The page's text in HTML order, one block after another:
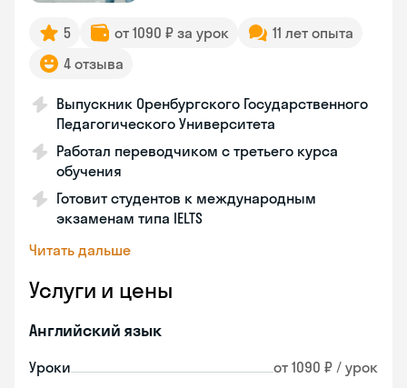
5 от 1090 ₽ за урок
11 лет опыта
4 отзыва
Выпускник Оренбургского Государственного
Педагогического Университета
Работал переводчиком с третьего курса
обучения
Готовит студентов к международным
экзаменам типа IELTS
Читать дальше
Услуги и цены
Английский язык
Уроки от 1090 ₽ / урок